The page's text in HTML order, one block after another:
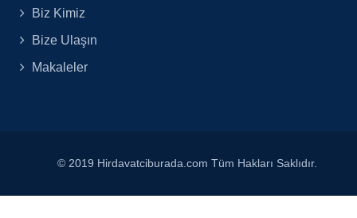
Biz Kimiz
Bize Ulaşın
Makaleler
© 2019 Hirdavatciburada.com Tüm Hakları Saklıdır.